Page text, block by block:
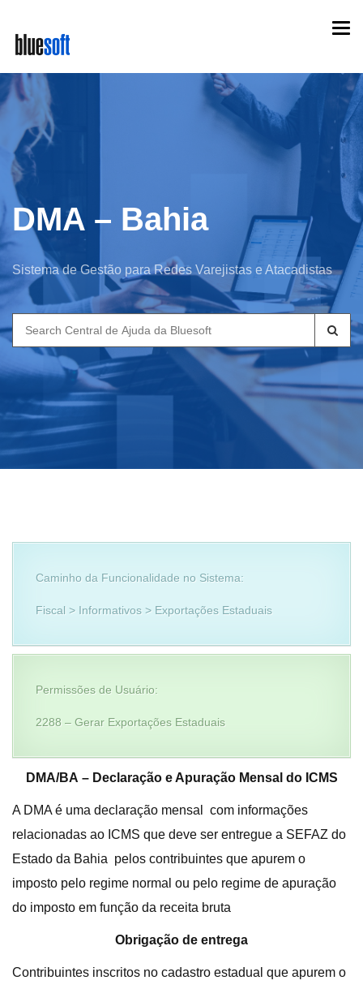
main
content
DMA – Bahia
Sistema de Gestão para Redes Varejistas e Atacadistas
Search
for:
Caminho da Funcionalidade no Sistema:
Fiscal > Informativos > Exportações Estaduais
Permissões de Usuário:
2288 – Gerar Exportações Estaduais
DMA/BA – Declaração e Apuração Mensal do ICMS
A DMA é uma declaração mensal com informações
relacionadas ao ICMS que deve ser entregue a SEFAZ do
Estado da Bahia pelos contribuintes que apurem o
imposto pelo regime normal ou pelo regime de apuração
do imposto em função da receita bruta
Obrigação de entrega
Contribuintes inscritos no cadastro estadual que apurem o